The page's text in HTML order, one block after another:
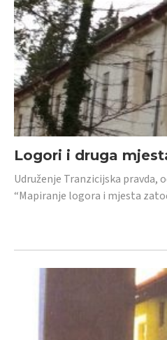
Logori i druga
Udruženje Tranzicijska
“Mapiranje logora i mjesta